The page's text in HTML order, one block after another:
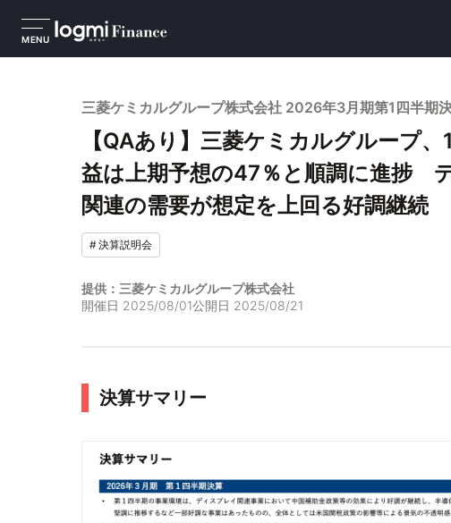
MENU
三菱ケミカルグループ株式会社 2026年3月期第1四半期
【QAあり】三菱ケミカルグループ、
益は上期予想の47％と順調に進捗
関連の需要が想定を上回る好調継続
#決算説明会
提供：三菱ケミカルグループ株式会社
開催日 2025/08/01公開日 2025/08/21
決算サマリー